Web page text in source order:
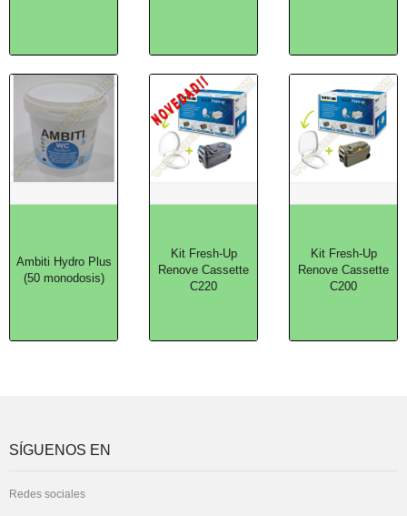
Ambiti Hydro Plus
(50 monodosis)
Kit Fresh-Up
Renove Cassette
C220
Kit Fresh-Up
Renove Cassette
C200
SÍGUENOS EN
Redes sociales